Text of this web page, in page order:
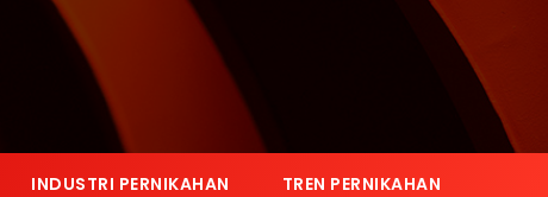
INDUSTRI PERNIKAHAN TREN PERNIKAHAN